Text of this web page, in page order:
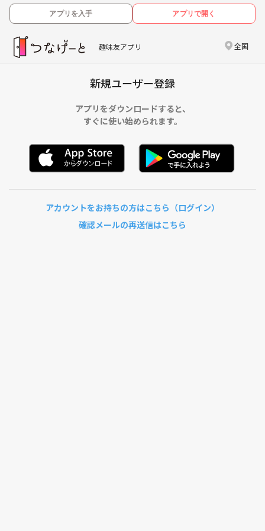
アプリを入手 アプリで開く
趣味友アプリ 全国
新規ユーザー登録
アプリをダウンロードすると、
すぐに使い始められます。
アカウントをお持ちの方はこちら（ログイン）
確認メールの再送信はこちら